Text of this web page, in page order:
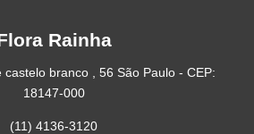
Rainha
castelo branco , 56 São Paulo - CEP:
18147-000
(11) 4136-3120